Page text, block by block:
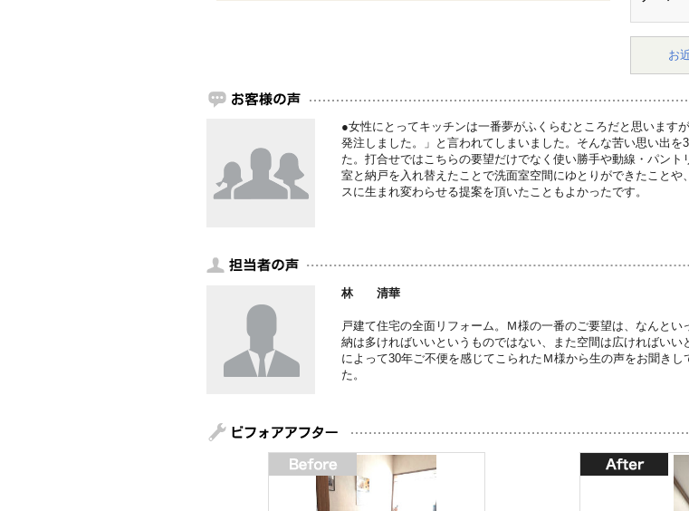
お
●女性にとってキッチンは一番夢がふくらむところだと思います
発注しました。」と言われてしまいました。そんな苦い思い出
た。打合せではこちらの要望だけでなく使い勝手や動線・パン
室と納戸を入れ替えたことで洗面室空間にゆとりができたこと
スに生まれ変わらせる提案を頂いたこともよかったです。
林 清華
戸建て住宅の全面リフォーム。Ｍ様の一番のご要望は、なんと
納は多ければいいというものではない、また空間は広ければい
によって30年ご不便を感じてこられたＭ様から生の声をお聞き
た。